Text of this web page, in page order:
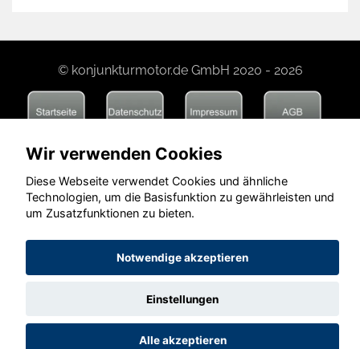
© konjunkturmotor.de GmbH 2020 - 2026
Wir verwenden Cookies
Diese Webseite verwendet Cookies und ähnliche
Technologien, um die Basisfunktion zu gewährleisten und
um Zusatzfunktionen zu bieten.
Notwendige akzeptieren
Einstellungen
Alle akzeptieren